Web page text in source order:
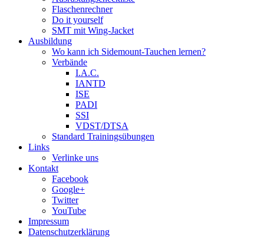
Flaschenrechner
Do it yourself
SMT mit Wing-Jacket
Ausbildung
Wo kann ich Sidemount-Tauchen lernen?
Verbände
I.A.C.
IANTD
ISE
PADI
SSI
VDST/DTSA
Standard Trainingsübungen
Links
Verlinke uns
Kontakt
Facebook
Google+
Twitter
YouTube
Impressum
Datenschutzerklärung